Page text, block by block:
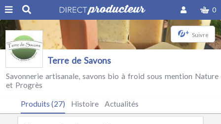
0
+ Suivre
Terre de Savons
Savonnerie artisanale, savons bio à froid sous mention Nature
et Progrès
Produits (27) Histoire Actualités